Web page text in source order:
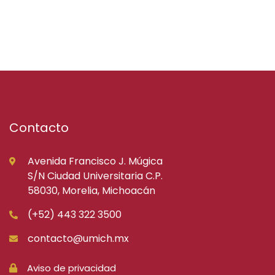
Contacto
Avenida Francisco J. Múgica
S/N Ciudad Universitaria C.P.
58030, Morelia, Michoacán
(+52) 443 322 3500
contacto@umich.mx
Aviso de privacidad